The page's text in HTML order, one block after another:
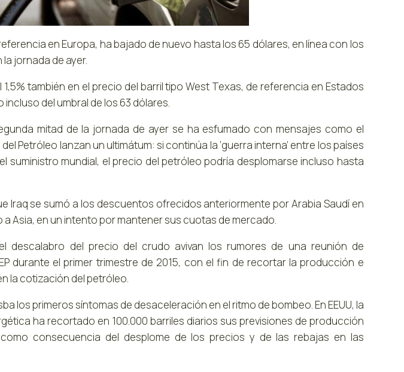
en Europa, ha bajado de nuevo hasta los 65 dólares, en línea con los
jornada de ayer.
también en el precio del barril tipo West Texas, de referencia en Estados
del umbral de los 63 dólares.
mitad de la jornada de ayer se ha esfumado con mensajes como el
Petróleo lanzan un ultimátum: si continúa la ‘guerra interna’ entre los países
suministro mundial, el precio del petróleo podría desplomarse incluso hasta
Iraq se sumó a los descuentos ofrecidos anteriormente por Arabia Saudí en
Asia, en un intento por mantener sus cuotas de mercado.
descalabro del precio del crudo avivan los rumores de una reunión de
durante el primer trimestre de 2015, con el fin de recortar la producción e
la cotización del petróleo.
los primeros síntomas de desaceleración en el ritmo de bombeo. En EEUU, la
ha recortado en 100.000 barriles diarios sus previsiones de producción
consecuencia del desplome de los precios y de las rebajas en las